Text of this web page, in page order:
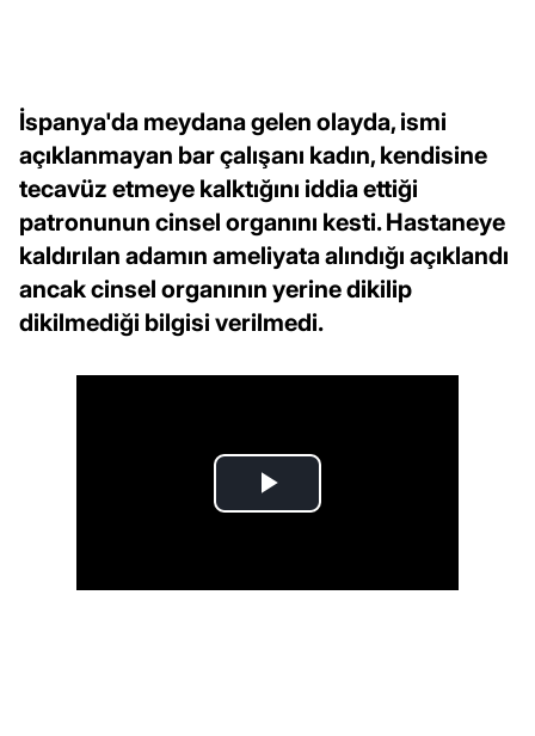
İspanya'da meydana gelen olayda, ismi
açıklanmayan bar çalışanı kadın, kendisine
tecavüz etmeye kalktığını iddia ettiği
patronunun cinsel organını kesti. Hastaneye
kaldırılan adamın ameliyata alındığı açıklandı
ancak cinsel organının yerine dikilip
dikilmediği bilgisi verilmedi.